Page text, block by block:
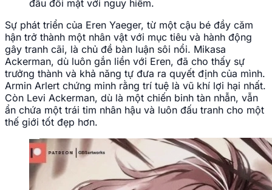
đầu đối mặt với nguy hiểm.
Sự phát triển của Eren Yaeger, từ một cậu bé đầy căm
hận trở thành một nhân vật với mục tiêu và hành động
gây tranh cãi, là chủ đề bàn luận sôi nổi. Mikasa
Ackerman, dù luôn gắn liền với Eren, đã cho thấy sự
trưởng thành và khả năng tự đưa ra quyết định của mình.
Armin Arlert chứng minh rằng trí tuệ là vũ khí lợi hại nhất.
Còn Levi Ackerman, dù là một chiến binh tàn nhẫn, vẫn
ẩn chứa một trái tim nhân hậu và luôn đấu tranh cho một
thế giới tốt đẹp hơn.